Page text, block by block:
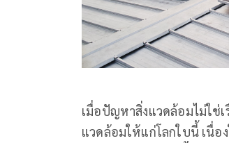
เมื่อปัญหาสิ่งแวดล้อมไม่ใช่
แวดล้อมให้แก่โลกใบนี้ เนื่อ